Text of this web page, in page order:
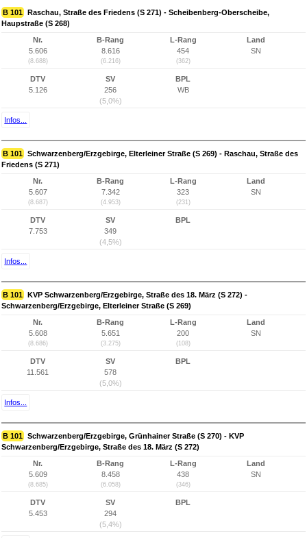
B 101 Raschau, Straße des Friedens (S 271) - Scheibenberg-Oberscheibe,
Haupstraße (S 268)
Nr.
5.606
(8.688)
B-Rang
8.616
(6.216)
L-Rang
454
(362)
Land
SN
DTV
5.126
SV
256
(5,0%)
BPL
WB
Infos...
B 101 Schwarzenberg/Erzgebirge, Elterleiner Straße (S 269) - Raschau, Straße des
Friedens (S 271)
Nr.
5.607
(8.687)
B-Rang
7.342
(4.953)
L-Rang
323
(231)
Land
SN
DTV
7.753
SV
349
(4,5%)
BPL
Infos...
B 101 KVP Schwarzenberg/Erzgebirge, Straße des 18. März (S 272) -
Schwarzenberg/Erzgebirge, Elterleiner Straße (S 269)
Nr.
5.608
(8.686)
B-Rang
5.651
(3.275)
L-Rang
200
(108)
Land
SN
DTV
11.561
SV
578
(5,0%)
BPL
Infos...
B 101 Schwarzenberg/Erzgebirge, Grünhainer Straße (S 270) - KVP
Schwarzenberg/Erzgebirge, Straße des 18. März (S 272)
Nr.
5.609
(8.685)
B-Rang
8.458
(6.058)
L-Rang
438
(346)
Land
SN
DTV
5.453
SV
294
(5,4%)
BPL